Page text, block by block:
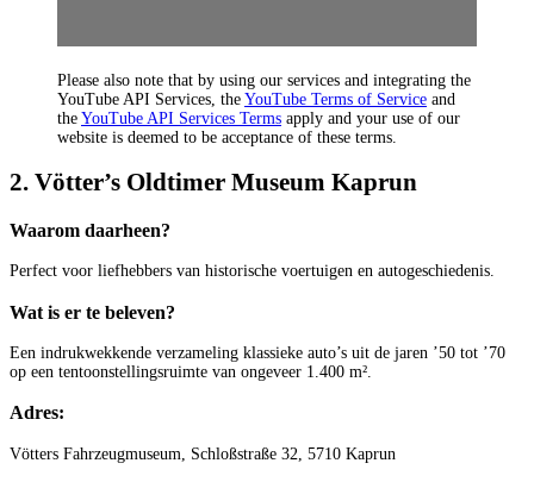
Please also note that by using our services and integrating the
YouTube API Services, the YouTube Terms of Service and
the YouTube API Services Terms apply and your use of our
website is deemed to be acceptance of these terms.
2. Vötter’s Oldtimer Museum Kaprun
Waarom daarheen?
Perfect voor liefhebbers van historische voertuigen en autogeschiedenis.
Wat is er te beleven?
Een indrukwekkende verzameling klassieke auto’s uit de jaren ’50 tot ’70
op een tentoonstellingsruimte van ongeveer 1.400 m².
Adres:
Vötters Fahrzeugmuseum, Schloßstraße 32, 5710 Kaprun